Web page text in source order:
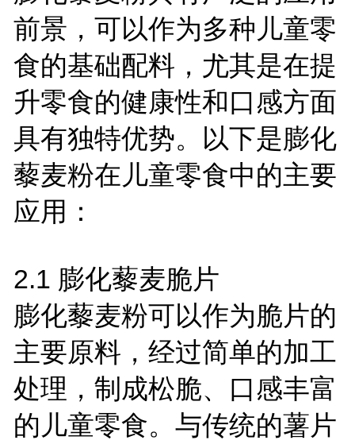
前景，可以作为多种儿童零
食的基础配料，尤其是在提
升零食的健康性和口感方面
具有独特优势。以下是膨化
藜麦粉在儿童零食中的主要
应用：
2.1 膨化藜麦脆片
膨化藜麦粉可以作为脆片的
主要原料，经过简单的加工
处理，制成松脆、口感丰富
的儿童零食。与传统的薯片